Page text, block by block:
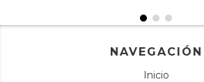
NAVEGACIÓN
Inicio